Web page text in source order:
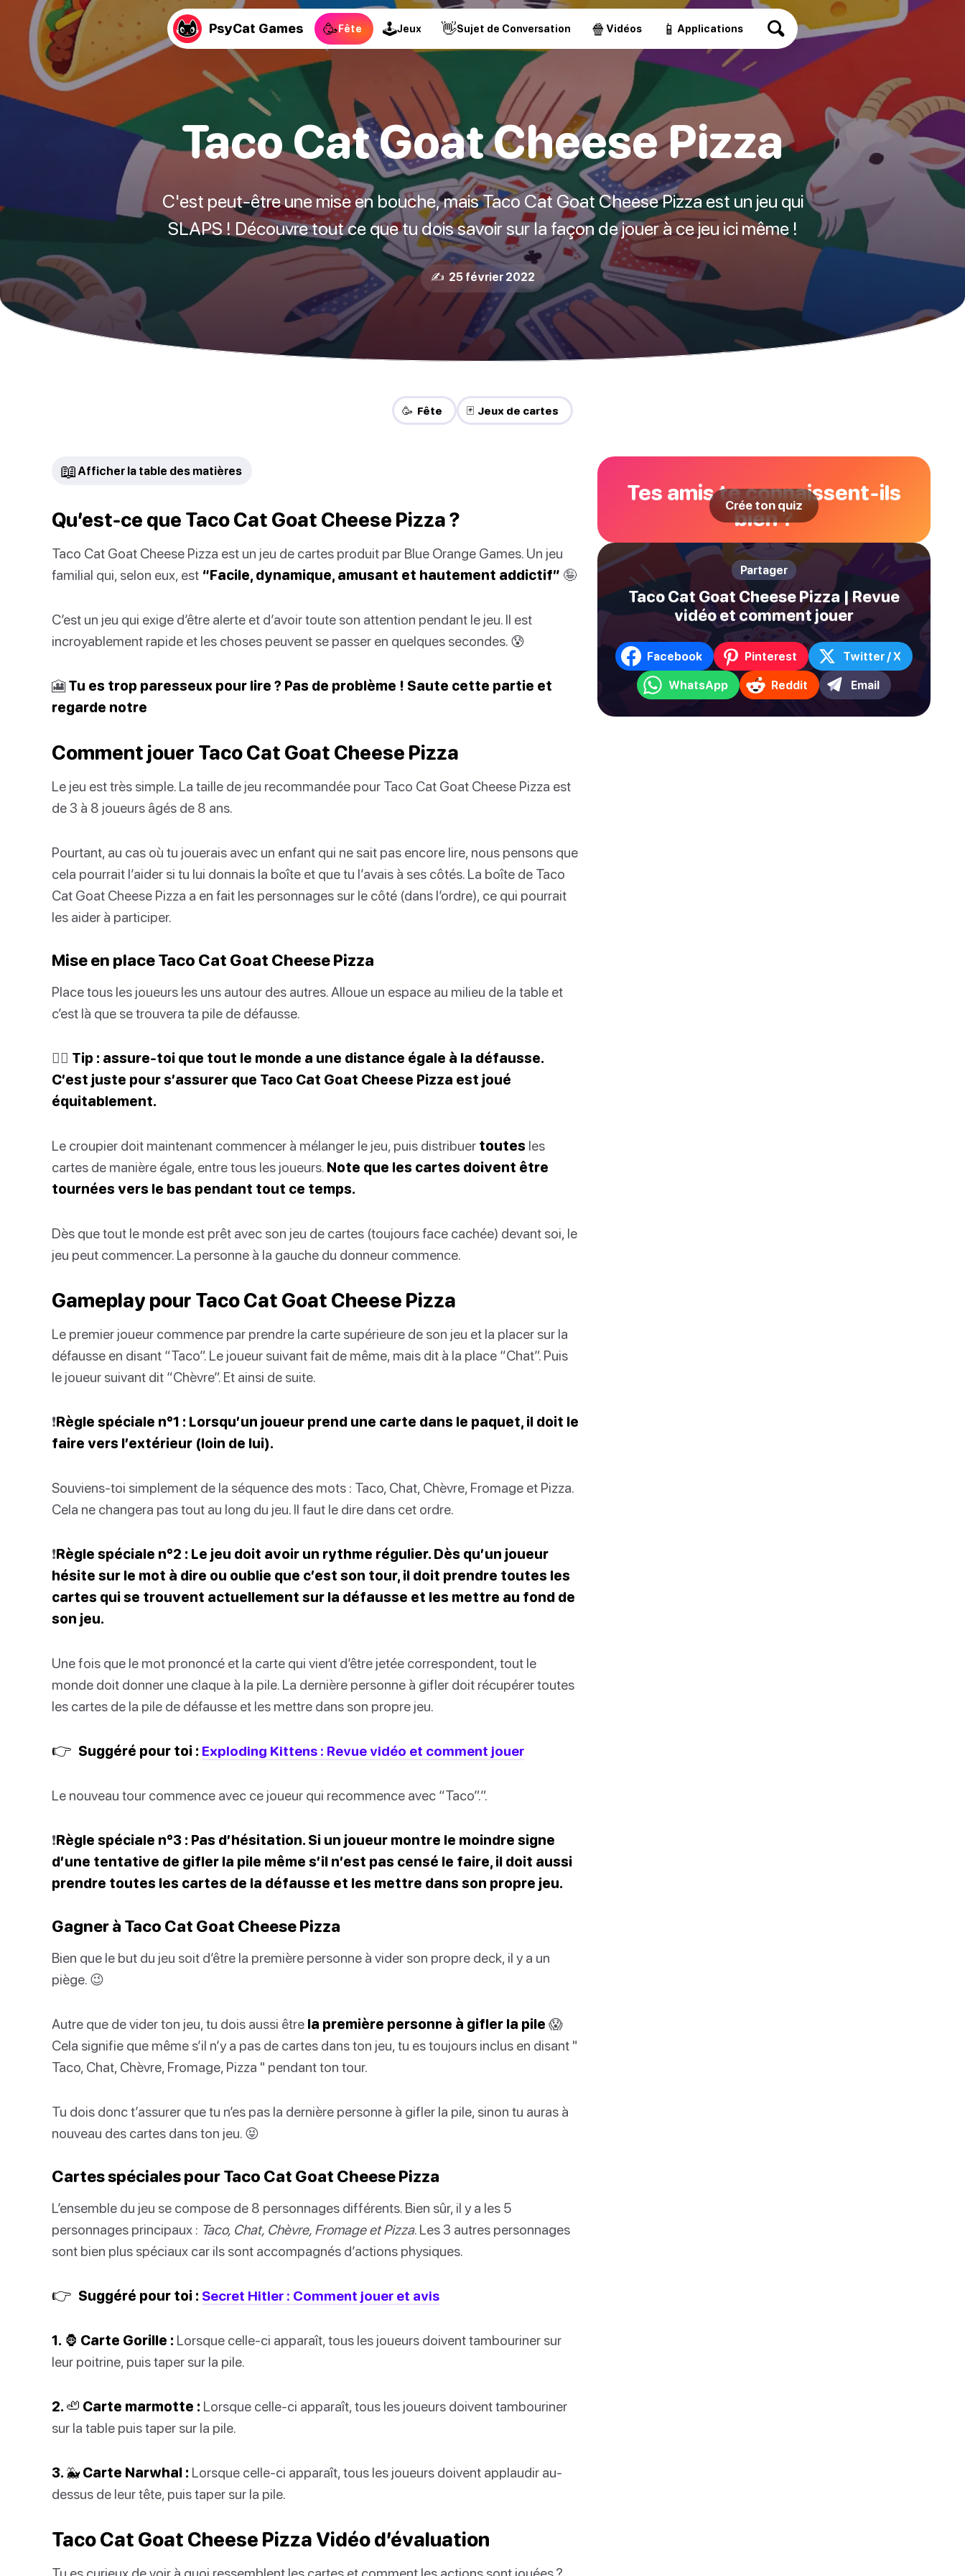
PsyCat Games 🥳Fête 🕹Jeux 👋Sujet de Conversation 🍿 Vidéos 📱 Applications
Taco Cat Goat Cheese Pizza
C'est peut-être une mise en bouche, mais Taco Cat Goat Cheese Pizza est un jeu qui
SLAPS ! Découvre tout ce que tu dois savoir sur la façon de jouer à ce jeu ici même !
✍️ 25 février 2022
🥳 Fête 🃏 Jeux de cartes
📖 Afficher la table des matières
Qu’est-ce que Taco Cat Goat Cheese Pizza ?
Taco Cat Goat Cheese Pizza est un jeu de cartes produit par Blue Orange Games. Un jeu
familial qui, selon eux, est “Facile, dynamique, amusant et hautement addictif” 🤪
C’est un jeu qui exige d’être alerte et d’avoir toute son attention pendant le jeu. Il est
incroyablement rapide et les choses peuvent se passer en quelques secondes. 😰
🎦Tu es trop paresseux pour lire ? Pas de problème ! Saute cette partie et
regarde notre
Comment jouer Taco Cat Goat Cheese Pizza
Le jeu est très simple. La taille de jeu recommandée pour Taco Cat Goat Cheese Pizza est
de 3 à 8 joueurs âgés de 8 ans.
Pourtant, au cas où tu jouerais avec un enfant qui ne sait pas encore lire, nous pensons que
cela pourrait l’aider si tu lui donnais la boîte et que tu l’avais à ses côtés. La boîte de Taco
Cat Goat Cheese Pizza a en fait les personnages sur le côté (dans l’ordre), ce qui pourrait
les aider à participer.
Mise en place Taco Cat Goat Cheese Pizza
Place tous les joueurs les uns autour des autres. Alloue un espace au milieu de la table et
c’est là que se trouvera ta pile de défausse.
✍🏽 Tip : assure-toi que tout le monde a une distance égale à la défausse.
C’est juste pour s’assurer que Taco Cat Goat Cheese Pizza est joué
équitablement.
Le croupier doit maintenant commencer à mélanger le jeu, puis distribuer toutes les
cartes de manière égale, entre tous les joueurs. Note que les cartes doivent être
tournées vers le bas pendant tout ce temps.
Dès que tout le monde est prêt avec son jeu de cartes (toujours face cachée) devant soi, le
jeu peut commencer. La personne à la gauche du donneur commence.
Gameplay pour Taco Cat Goat Cheese Pizza
Le premier joueur commence par prendre la carte supérieure de son jeu et la placer sur la
défausse en disant “Taco”. Le joueur suivant fait de même, mais dit à la place “Chat”. Puis
le joueur suivant dit “Chèvre”. Et ainsi de suite.
❗️Règle spéciale n°1 : Lorsqu’un joueur prend une carte dans le paquet, il doit le
faire vers l’extérieur (loin de lui).
Souviens-toi simplement de la séquence des mots : Taco, Chat, Chèvre, Fromage et Pizza.
Cela ne changera pas tout au long du jeu. Il faut le dire dans cet ordre.
❗️Règle spéciale n°2 : Le jeu doit avoir un rythme régulier. Dès qu’un joueur
hésite sur le mot à dire ou oublie que c’est son tour, il doit prendre toutes les
cartes qui se trouvent actuellement sur la défausse et les mettre au fond de
son jeu.
Une fois que le mot prononcé et la carte qui vient d’être jetée correspondent, tout le
monde doit donner une claque à la pile. La dernière personne à gifler doit récupérer toutes
les cartes de la pile de défausse et les mettre dans son propre jeu.
👉 Suggéré pour toi : Exploding Kittens : Revue vidéo et comment jouer
Le nouveau tour commence avec ce joueur qui recommence avec “Taco”.”.
❗️Règle spéciale n°3 : Pas d’hésitation. Si un joueur montre le moindre signe
d’une tentative de gifler la pile même s’il n’est pas censé le faire, il doit aussi
prendre toutes les cartes de la défausse et les mettre dans son propre jeu.
Gagner à Taco Cat Goat Cheese Pizza
Bien que le but du jeu soit d’être la première personne à vider son propre deck, il y a un
piège. 😉
Autre que de vider ton jeu, tu dois aussi être la première personne à gifler la pile 😱
Cela signifie que même s’il n’y a pas de cartes dans ton jeu, tu es toujours inclus en disant "
Taco, Chat, Chèvre, Fromage, Pizza " pendant ton tour.
Tu dois donc t’assurer que tu n’es pas la dernière personne à gifler la pile, sinon tu auras à
nouveau des cartes dans ton jeu. 😝
Cartes spéciales pour Taco Cat Goat Cheese Pizza
L’ensemble du jeu se compose de 8 personnages différents. Bien sûr, il y a les 5
personnages principaux : Taco, Chat, Chèvre, Fromage et Pizza. Les 3 autres personnages
sont bien plus spéciaux car ils sont accompagnés d’actions physiques.
👉 Suggéré pour toi : Secret Hitler : Comment jouer et avis
1. 🦍 Carte Gorille : Lorsque celle-ci apparaît, tous les joueurs doivent tambouriner sur
leur poitrine, puis taper sur la pile.
2. 🦥 Carte marmotte : Lorsque celle-ci apparaît, tous les joueurs doivent tambouriner
sur la table puis taper sur la pile.
3. 🐳 Carte Narwhal : Lorsque celle-ci apparaît, tous les joueurs doivent applaudir au-
dessus de leur tête, puis taper sur la pile.
Taco Cat Goat Cheese Pizza Vidéo d’évaluation
Tes amis te connaissent-ils
bien ?
Crée ton quiz
Partager
Taco Cat Goat Cheese Pizza | Revue
vidéo et comment jouer
Facebook Pinterest Twitter / X
WhatsApp Reddit Email